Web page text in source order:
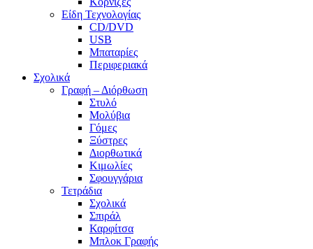
Είδη Τεχνολογίας
CD/DVD
USB
Μπαταρίες
Περιφεριακά
Σχολικά
Γραφή – Διόρθωση
Στυλό
Μολύβια
Γόμες
Ξύστρες
Διορθωτικά
Κιμωλίες
Σφουγγάρια
Τετράδια
Σχολικά
Σπιράλ
Καρφίτσα
Μπλοκ Γραφής